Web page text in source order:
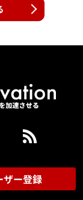
ザー登録